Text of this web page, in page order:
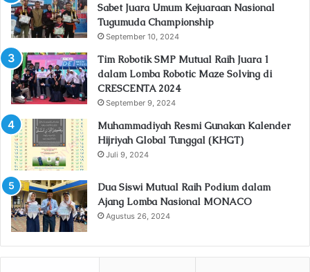
Sabet Juara Umum Kejuaraan Nasional
Tugumuda Championship
September 10, 2024
Tim Robotik SMP Mutual Raih Juara 1
dalam Lomba Robotic Maze Solving di
CRESCENTA 2024
September 9, 2024
Muhammadiyah Resmi Gunakan Kalender
Hijriyah Global Tunggal (KHGT)
Juli 9, 2024
Dua Siswi Mutual Raih Podium dalam
Ajang Lomba Nasional MONACO
Agustus 26, 2024